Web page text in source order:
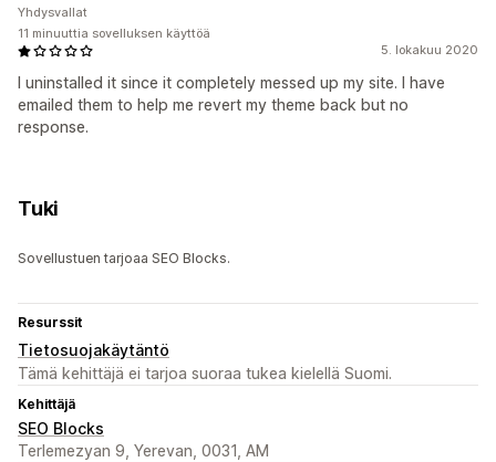
5. lokakuu 2020
I uninstalled it since it completely messed up my site. I have
emailed them to help me revert my theme back but no
response.
Yhdysvallat
11 minuuttia sovelluksen käyttöä
Tuki
Sovellustuen tarjoaa SEO Blocks.
Resurssit
Tietosuojakäytäntö
Tämä kehittäjä ei tarjoa suoraa tukea kielellä Suomi.
Kehittäjä
SEO Blocks
Terlemezyan 9, Yerevan, 0031, AM